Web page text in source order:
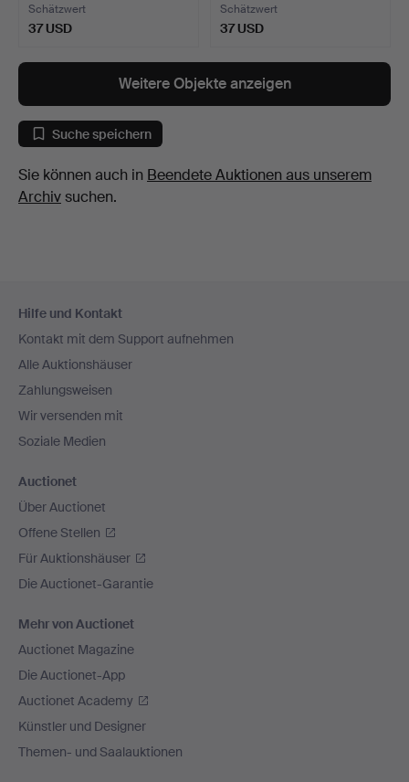
Schätzwert
37 USD
Schätzwert
37 USD
Weitere Objekte anzeigen
Suche speichern
Sie können auch in Beendete Auktionen aus unserem
Archivsuchen.
Navigation
Hilfe und Kontakt
Kontakt mit dem Support aufnehmen
Alle Auktionshäuser
Zahlungsweisen
Wir versenden mit
Soziale Medien
Auctionet
Über Auctionet
Offene Stellen
Für Auktionshäuser
Die Auctionet-Garantie
Mehr von Auctionet
Auctionet Magazine
Die Auctionet-App
Auctionet Academy
Künstler und Designer
Themen- und Saalauktionen